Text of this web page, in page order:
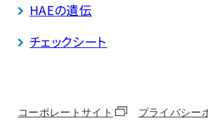
HAEの遺伝
チェックシート
コーポレートサイト プライバシー